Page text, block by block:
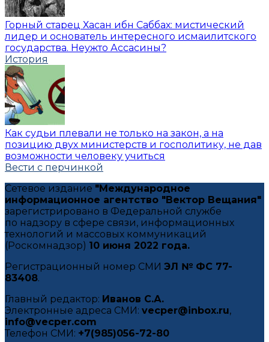
Горный старец Хасан ибн Саббах: мистический
лидер и основатель интересного исмаилитского
государства. Неужто Ассасины?
История
Как судьи плевали не только на закон, а на
позицию двух министерств и госполитику, не дав
возможности человеку учиться
Вести с перчинкой
Сетевое издание "Международное
информационное агентство "Вектор Вещания"
зарегистрировано в Федеральной службе
по надзору в сфере связи, информационных
технологий и массовых коммуникаций
(Роскомнадзор) 10 июня 2022 года.
Регистрационный номер СМИ ЭЛ № ФС 77-
83408.
Главный редактор: Иванов С.А.
Электронные адреса СМИ: vecper@inbox.ru,
info@vecper.com
Телефон СМИ: +7(985)056-72-80